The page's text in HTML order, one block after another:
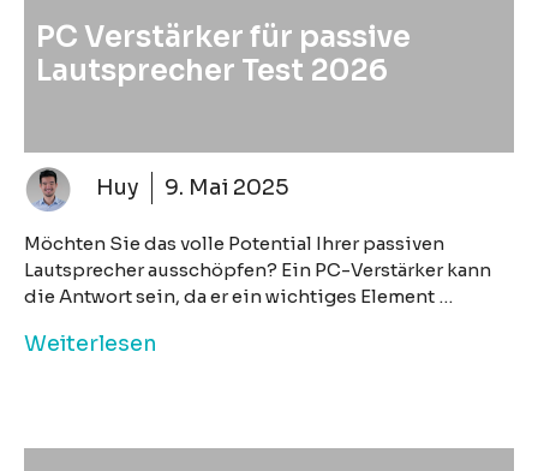
PC Verstärker für passive
Lautsprecher Test 2026
Huy 9. Mai 2025
Möchten Sie das volle Potential Ihrer passiven
Lautsprecher ausschöpfen? Ein PC-Verstärker kann
die Antwort sein, da er ein wichtiges Element …
Weiterlesen